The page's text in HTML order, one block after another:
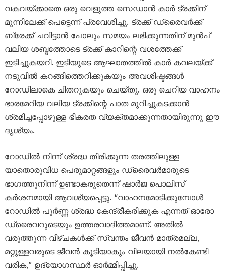
വകവയ്ക്കാതെ ഒരു വെളുത്ത സെഡാൻ കാർ ട്രക്കിന്
മുന്നിലേക്ക് പെട്ടെന്ന് പ്രവേശിച്ചു. ട്രക്ക് ഡ്രൈവർക്ക്
ബ്രേക്ക് ചവിട്ടാൻ പോലും സമയം ലഭിക്കുന്നതിന് മുൻപ്
വലിയ ശബ്ദത്തോടെ ട്രക്ക് കാറിന്റെ വശത്തേക്ക്
ഇടിച്ചുകയറി. ഇടിയുടെ ആഘാതത്തിൽ കാർ കവലയ്ക്ക്
നടുവിൽ കറങ്ങിത്തെറിക്കുകയും അവശിഷ്ടങ്ങൾ
റോഡിലാകെ ചിതറുകയും ചെയ്തു. ഒരു ചെറിയ വാഹനം
ഭാരമേറിയ വലിയ ട്രക്കിന്റെ പാത മുറിച്ചുകടക്കാൻ
ശ്രമിച്ചപ്പോഴുള്ള ഭീകരത വ്യക്തമാക്കുന്നതായിരുന്നു ഈ
ദൃശ്യം.
റോഡിൽ നിന്ന് ശ്രദ്ധ തിരിക്കുന്ന തരത്തിലുള്ള
യാതൊരുവിധ പെരുമാറ്റങ്ങളും ഡ്രൈവർമാരുടെ
ഭാഗത്തുനിന്ന് ഉണ്ടാകരുതെന്ന് ഷാർജ പൊലിസ്
കർശനമായി ആവശ്യപ്പെട്ടു. “വാഹനമോടിക്കുമ്പോൾ
റോഡിൽ പൂർണ്ണ ശ്രദ്ധ കേന്ദ്രീകരിക്കുക എന്നത് ഓരോ
ഡ്രൈവറുടെയും ഉത്തരവാദിത്തമാണ്. അതിൽ
വരുത്തുന്ന വീഴ്ചകൾക്ക് സ്വന്തം ജീവൻ മാത്രമല്ല,
മറ്റുള്ളവരുടെ ജീവൻ കൂടിയാകും വിലയായി നൽകേണ്ടി
വരിക,” ഉദ്യോഗസ്ഥർ ഓർമ്മിപ്പിച്ചു.